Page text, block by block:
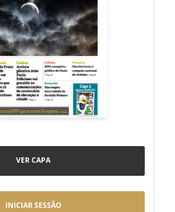
VER CAPA
INICIAR SESSÃO